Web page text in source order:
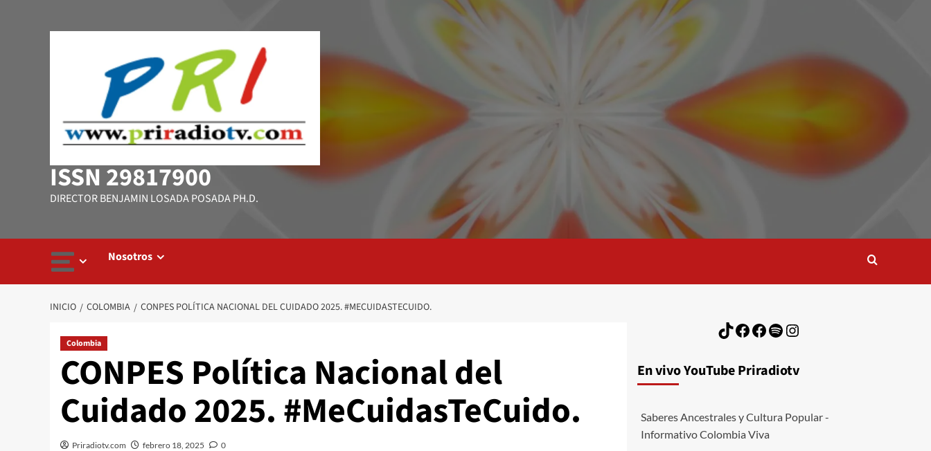
ISSN 29817900
DIRECTOR BENJAMIN LOSADA POSADA PH.D.
Nosotros
INICIO COLOMBIA CONPES POLÍTICA NACIONAL DEL CUIDADO 2025. #MECUIDASTECUIDO.
Colombia
CONPES Política Nacional del
Cuidado 2025. #MeCuidasTeCuido.
Priradiotv.com febrero 18, 2025 0
TikTok
Facebook
Facebook
Spotify
Instagram
En vivo YouTube Priradiotv
Saberes Ancestrales y Cultura Popular -
Informativo Colombia Viva